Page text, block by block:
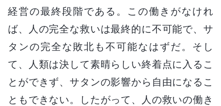
経営の最終段階である。この働きがなけれ
ば、人の完全な救いは最終的に不可能で、サ
タンの完全な敗北も不可能なはずだ。そし
て、人類は決して素晴らしい終着点に入るこ
とができず、サタンの影響から自由になるこ
ともできない。したがって、人の救いの働き